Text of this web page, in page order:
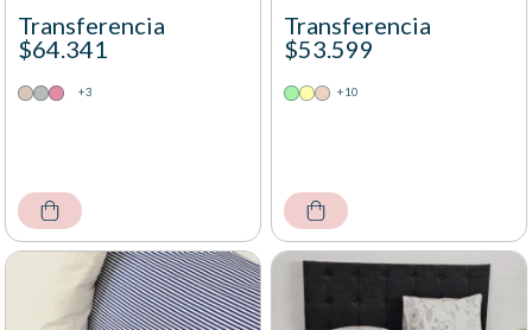
Transferencia
$64.341
+3
Transferencia
$53.599
+10